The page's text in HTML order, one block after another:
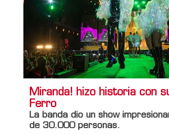
Miranda! hizo historia con
Ferro
La banda dio un show
de 30.000 personas.